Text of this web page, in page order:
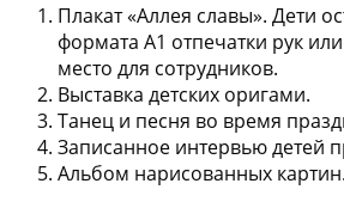
Плакат «Аллея славы». Дети
формата А1 отпечатки рук
место для сотрудников.
Выставка детских оригами.
Танец и песня во время
Записанное интервью детей
Альбом нарисованных картин.